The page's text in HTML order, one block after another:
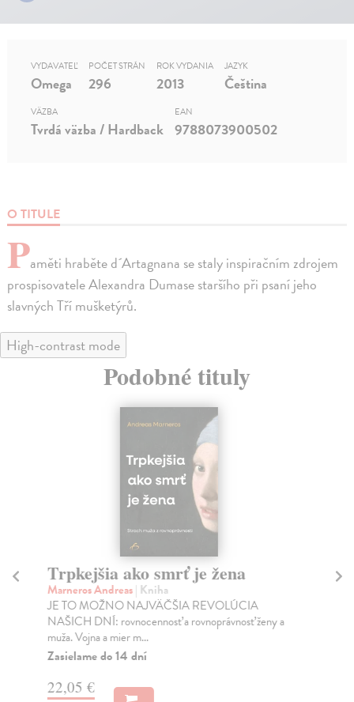
O TITULE
Paměti hraběte d´Artagnana se staly inspiračním zdrojem
prospisovatele Alexandra Dumase staršího při psaní jeho
slavných Tří mušketýrů.
VYDAVATEĽ
Omega
POČET STRÁN
296
ROK VYDANIA
2013
JAZYK
Čeština
VÄZBA
Tvrdá väzba / Hardback
EAN
9788073900502
High-contrast mode
Podobné tituly
Trpkejšia ako smrť je žena
Marneros Andreas| Kniha
JE TO MOŽNO NAJVÄČŠIA REVOLÚCIA
NAŠICH DNÍ: rovnocennosť a rovnoprávnosť ženy a
muža. Vojna a mier m...
Zasielame do 14 dní
22,05 €